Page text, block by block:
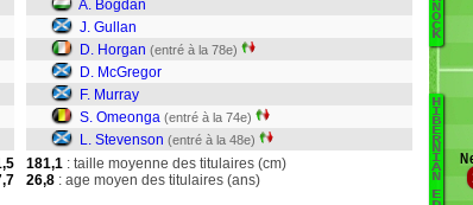
A. Bogdán
J. Gullan
D. Horgan (entré à la 78e)
D. McGregor
F. Murray
S. Omeonga (entré à la 74e)
L. Stevenson (entré à la 48e)
181,1 : taille moyenne des titulaires (cm)
26,8 : age moyen des titulaires (ans)
N
O
C
K
H
I
B
E
R
N
I
A
N
E